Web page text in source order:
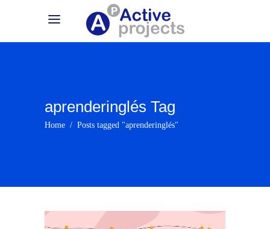
aprenderinglés Tag
Home / Posts tagged "aprenderinglés"